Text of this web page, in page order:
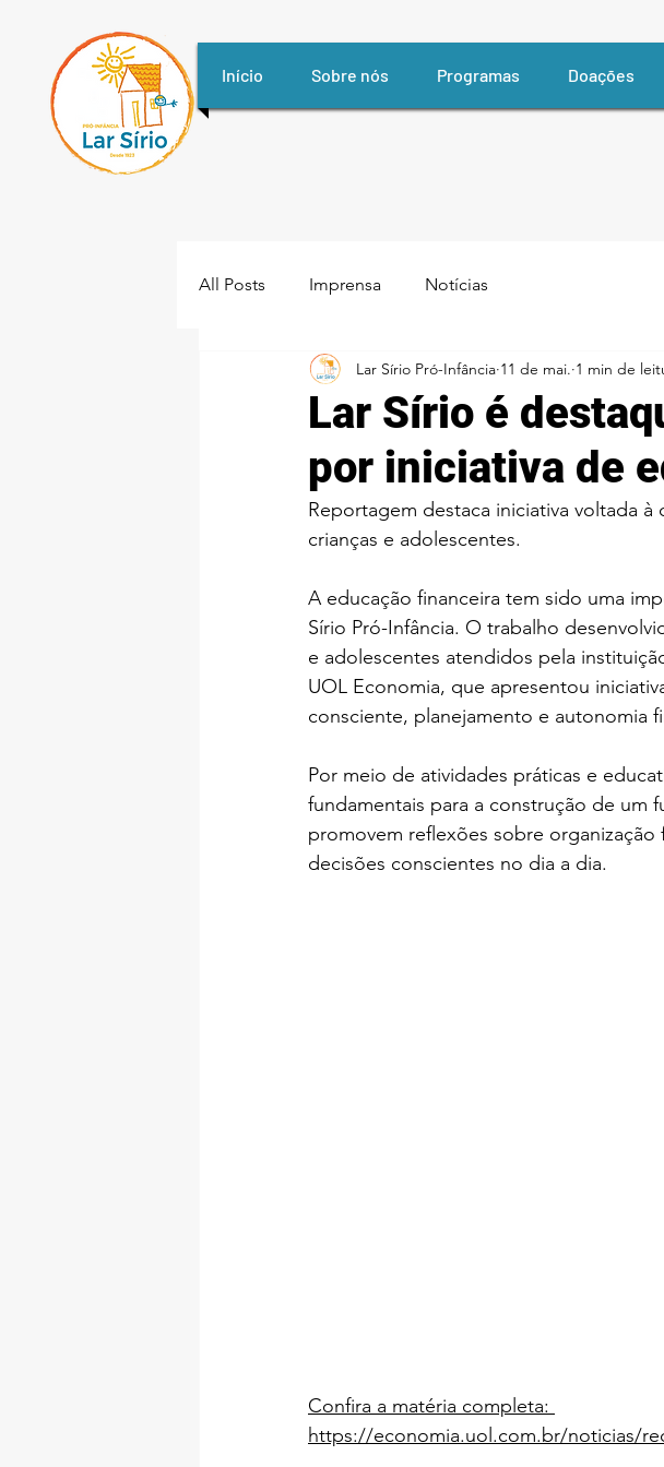
Início Sobre nós Programas Doações
All Posts Imprensa Notícias
Lar Sírio é
por iniciativa de
Lar Sírio Pró-Infância 11 de mai. 1 min de
Reportagem destaca iniciativa voltada
crianças e adolescentes.
A educação financeira tem sido uma
Sírio Pró-Infância. O trabalho
e adolescentes atendidos pela
UOL Economia, que apresentou
consciente, planejamento e autonomia
Por meio de atividades práticas e
fundamentais para a construção de um
promovem reflexões sobre
decisões conscientes no dia a dia.
Confira a matéria completa:
https://economia.uol.com.br/noticias/